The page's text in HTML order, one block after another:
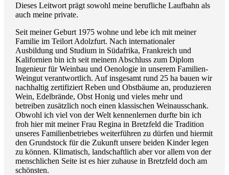
Dieses Leitwort prägt sowohl meine berufliche Laufbahn als
auch meine private.
Seit meiner Geburt 1975 wohne und lebe ich mit meiner
Familie im Teilort Adolzfurt. Nach internationaler
Ausbildung und Studium in Südafrika, Frankreich und
Kalifornien bin ich seit meinem Abschluss zum Diplom
Ingenieur für Weinbau und Oenologie in unserem Familien-
Weingut verantwortlich. Auf insgesamt rund 25 ha bauen wir
nachhaltig zertifiziert Reben und Obstbäume an, produzieren
Wein, Edelbrände, Obst Honig und vieles mehr und
betreiben zusätzlich noch einen klassischen Weinausschank.
Obwohl ich viel von der Welt kennenlernen durfte bin ich
froh hier mit meiner Frau Regina in Bretzfeld die Tradition
unseres Familienbetriebes weiterführen zu dürfen und hiermit
den Grundstock für die Zukunft unsere beiden Kinder legen
zu können. Klimatisch, landschaftlich aber vor allem von der
menschlichen Seite ist es hier zuhause in Bretzfeld doch am
schönsten.